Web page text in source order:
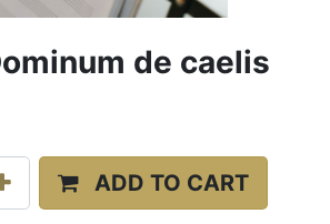
de caelis
ADD TO CART